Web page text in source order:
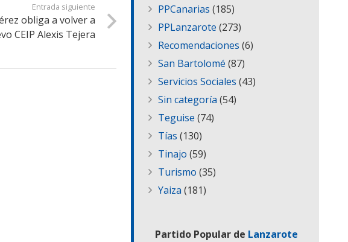
Entrada siguiente
obliga a volver a
CEIP Alexis Tejera
PPCanarias (185)
PPLanzarote (273)
Recomendaciones (6)
San Bartolomé (87)
Servicios Sociales (43)
Sin categoría (54)
Teguise (74)
Tías (130)
Tinajo (59)
Turismo (35)
Yaiza (181)
Partido Popular de Lanzarote